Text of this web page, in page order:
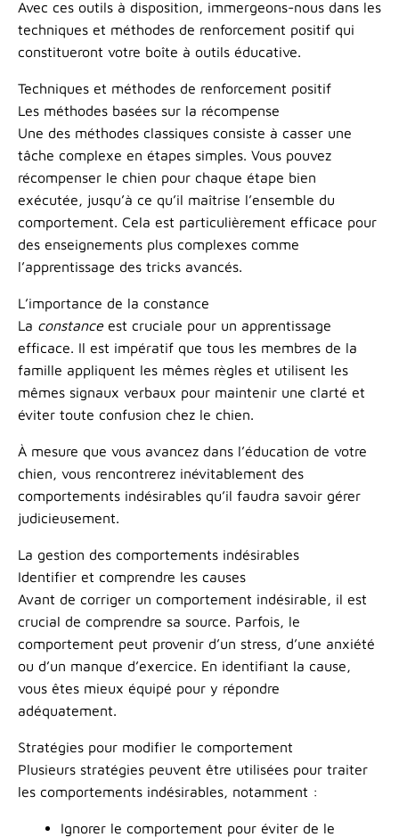
Avec ces outils à disposition, immergeons-nous dans les
techniques et méthodes de renforcement positif qui
constitueront votre boîte à outils éducative.
Techniques et méthodes de renforcement positif
Les méthodes basées sur la récompense
Une des méthodes classiques consiste à casser une
tâche complexe en étapes simples. Vous pouvez
récompenser le chien pour chaque étape bien
exécutée, jusqu’à ce qu’il maîtrise l’ensemble du
comportement. Cela est particulièrement efficace pour
des enseignements plus complexes comme
l’apprentissage des tricks avancés.
L’importance de la constance
La constance est cruciale pour un apprentissage
efficace. Il est impératif que tous les membres de la
famille appliquent les mêmes règles et utilisent les
mêmes signaux verbaux pour maintenir une clarté et
éviter toute confusion chez le chien.
À mesure que vous avancez dans l’éducation de votre
chien, vous rencontrerez inévitablement des
comportements indésirables qu’il faudra savoir gérer
judicieusement.
La gestion des comportements indésirables
Identifier et comprendre les causes
Avant de corriger un comportement indésirable, il est
crucial de comprendre sa source. Parfois, le
comportement peut provenir d’un stress, d’une anxiété
ou d’un manque d’exercice. En identifiant la cause,
vous êtes mieux équipé pour y répondre
adéquatement.
Stratégies pour modifier le comportement
Plusieurs stratégies peuvent être utilisées pour traiter
les comportements indésirables, notamment :
Ignorer le comportement pour éviter de le